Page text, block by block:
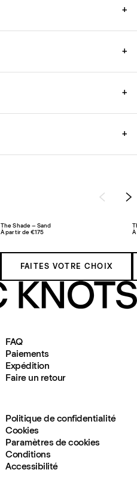
+
+
+
+
The Shade – Sand
À partir de €175
FAITES VOTRE CHOIX
FAQ
Paiements
Expédition
Faire un retour
Politique de confidentialité
Cookies
Paramètres de cookies
Conditions
Accessibilité